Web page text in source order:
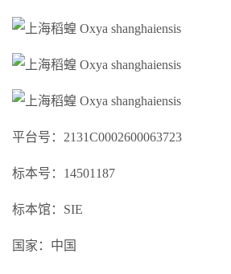
平台号：2131C0002600063723
标本号：14501187
标本馆：SIE
国家：中国